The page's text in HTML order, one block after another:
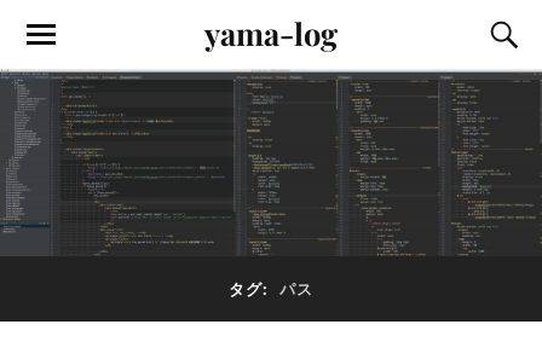
yama-log
タグ: パス